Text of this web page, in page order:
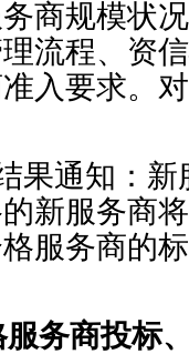
商规模状
流程、资
入要求。
果通知：
新服务商
服务商的
务商投标